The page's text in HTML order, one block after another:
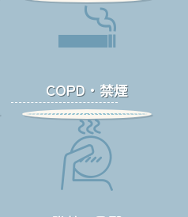
COPD・禁煙